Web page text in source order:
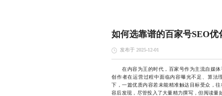
如何选靠谱的百家号SEO优
发布于 2025-12-01
在内容为王的时代，百家号作为主流自媒体
创作者在运营过程中面临内容曝光不足、算法
下，一篇优质内容若未能精准触达目标受众，
容后发现，尽管投入了大量精力撰写，但阅读量